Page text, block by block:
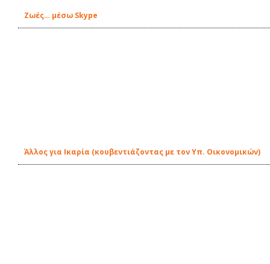
Ζωές… μέσω Skype
Άλλος για Ικαρία (κουβεντιάζοντας με τον Υπ. Οικονομικών)